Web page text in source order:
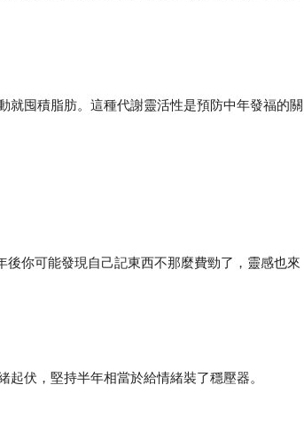
就囤積脂肪。這種代謝靈活性是預防中年發福的關
後你可能發現自己記東西不那麼費勁了，靈感也來
伏，堅持半年相當於給情緒裝了穩壓器。